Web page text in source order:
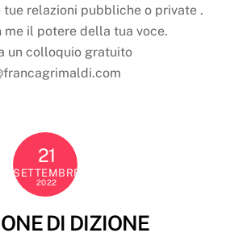
relazioni pubbliche o private .
me il potere della tua voce.
un colloquio gratuito
21
SETTEMBRE
2022
DI DIZIONE